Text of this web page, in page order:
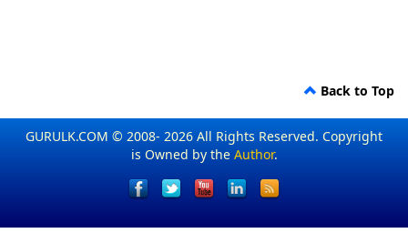
Back to Top
GURULK.COM © 2008- 2026 All Rights Reserved. Copyright
is Owned by the Author.